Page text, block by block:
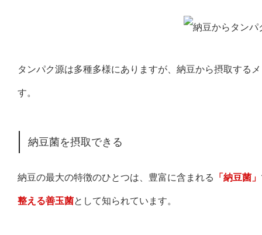
タンパク源は多種多様にありますが、納豆から摂取する
す。
納豆菌を摂取できる
納豆の最大の特徴のひとつは、豊富に含まれる 「納豆菌」
整える善玉菌として知られています。